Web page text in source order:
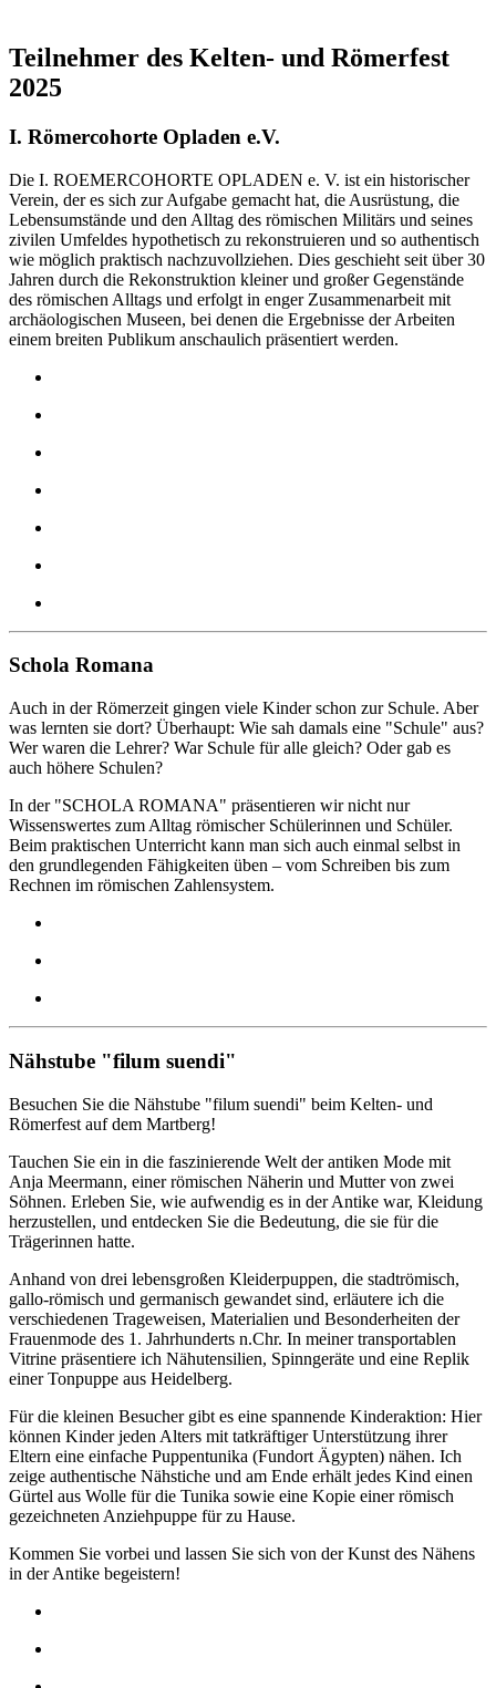
Teilnehmer des Kelten- und Römerfest
2025
I. Römercohorte Opladen e.V.
Die I. ROEMERCOHORTE OPLADEN e. V. ist ein historischer
Verein, der es sich zur Aufgabe gemacht hat, die Ausrüstung, die
Lebensumstände und den Alltag des römischen Militärs und seines
zivilen Umfeldes hypothetisch zu rekonstruieren und so authentisch
wie möglich praktisch nachzuvollziehen. Dies geschieht seit über 30
Jahren durch die Rekonstruktion kleiner und großer Gegenstände
des römischen Alltags und erfolgt in enger Zusammenarbeit mit
archäologischen Museen, bei denen die Ergebnisse der Arbeiten
einem breiten Publikum anschaulich präsentiert werden.
Schola Romana
Auch in der Römerzeit gingen viele Kinder schon zur Schule. Aber
was lernten sie dort? Überhaupt: Wie sah damals eine "Schule" aus?
Wer waren die Lehrer? War Schule für alle gleich? Oder gab es
auch höhere Schulen?
In der "SCHOLA ROMANA" präsentieren wir nicht nur
Wissenswertes zum Alltag römischer Schülerinnen und Schüler.
Beim praktischen Unterricht kann man sich auch einmal selbst in
den grundlegenden Fähigkeiten üben – vom Schreiben bis zum
Rechnen im römischen Zahlensystem.
Nähstube "filum suendi"
Besuchen Sie die Nähstube "filum suendi" beim Kelten- und
Römerfest auf dem Martberg!
Tauchen Sie ein in die faszinierende Welt der antiken Mode mit
Anja Meermann, einer römischen Näherin und Mutter von zwei
Söhnen. Erleben Sie, wie aufwendig es in der Antike war, Kleidung
herzustellen, und entdecken Sie die Bedeutung, die sie für die
Trägerinnen hatte.
Anhand von drei lebensgroßen Kleiderpuppen, die stadtrömisch,
gallo-römisch und germanisch gewandet sind, erläutere ich die
verschiedenen Trageweisen, Materialien und Besonderheiten der
Frauenmode des 1. Jahrhunderts n.Chr. In meiner transportablen
Vitrine präsentiere ich Nähutensilien, Spinngeräte und eine Replik
einer Tonpuppe aus Heidelberg.
Für die kleinen Besucher gibt es eine spannende Kinderaktion: Hier
können Kinder jeden Alters mit tatkräftiger Unterstützung ihrer
Eltern eine einfache Puppentunika (Fundort Ägypten) nähen. Ich
zeige authentische Nähstiche und am Ende erhält jedes Kind einen
Gürtel aus Wolle für die Tunika sowie eine Kopie einer römisch
gezeichneten Anziehpuppe für zu Hause.
Kommen Sie vorbei und lassen Sie sich von der Kunst des Nähens
in der Antike begeistern!